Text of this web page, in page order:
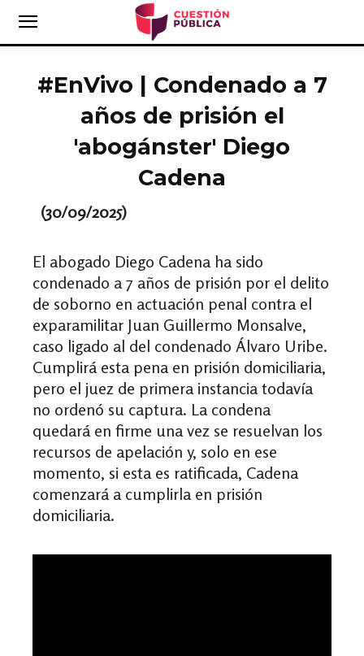
#EnVivo | Condenado a 7
años de prisión el
'abogánster' Diego
Cadena
(30/09/2025)
El abogado Diego Cadena ha sido
condenado a 7 años de prisión por el delito
de soborno en actuación penal contra el
exparamilitar Juan Guillermo Monsalve,
caso ligado al del condenado Álvaro Uribe.
Cumplirá esta pena en prisión domiciliaria,
pero el juez de primera instancia todavía
no ordenó su captura. La condena
quedará en firme una vez se resuelvan los
recursos de apelación y, solo en ese
momento, si esta es ratificada, Cadena
comenzará a cumplirla en prisión
domiciliaria.